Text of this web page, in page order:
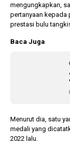
mengungkapkan,
pertanyaan kepada
prestasi bulu
Baca Juga
Menurut dia, satu
medali yang
2022 lalu.